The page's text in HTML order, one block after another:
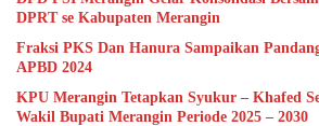
DPRT se Kabupaten Merangin
Fraksi PKS Dan Hanura Sampaikan
APBD 2024
KPU Merangin Tetapkan Syukur – Khafed
Wakil Bupati Merangin Periode 2025 – 2030